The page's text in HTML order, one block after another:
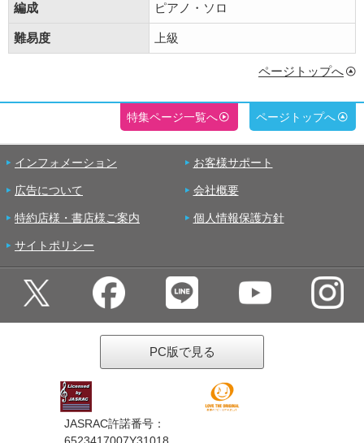
編成 ピアノ・ソロ
難易度 上級
ページトップへ
特集ページ一覧へ ページトップへ
インフォメーション お客様サポート
広告について 会社概要
特約店様・書店様ご案内 個人情報保護方針
サイトポリシー
PC版で見る
JASRAC許諾番号：